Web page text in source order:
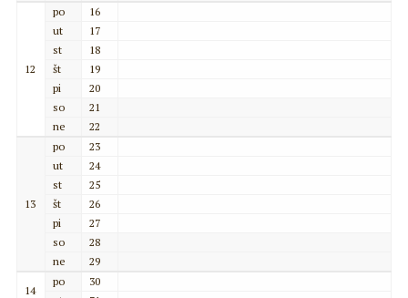
12
po
16
ut
17
st
18
št
19
pi
20
so
21
ne
22
13
po
23
ut
24
st
25
št
26
pi
27
so
28
ne
29
14
po
30